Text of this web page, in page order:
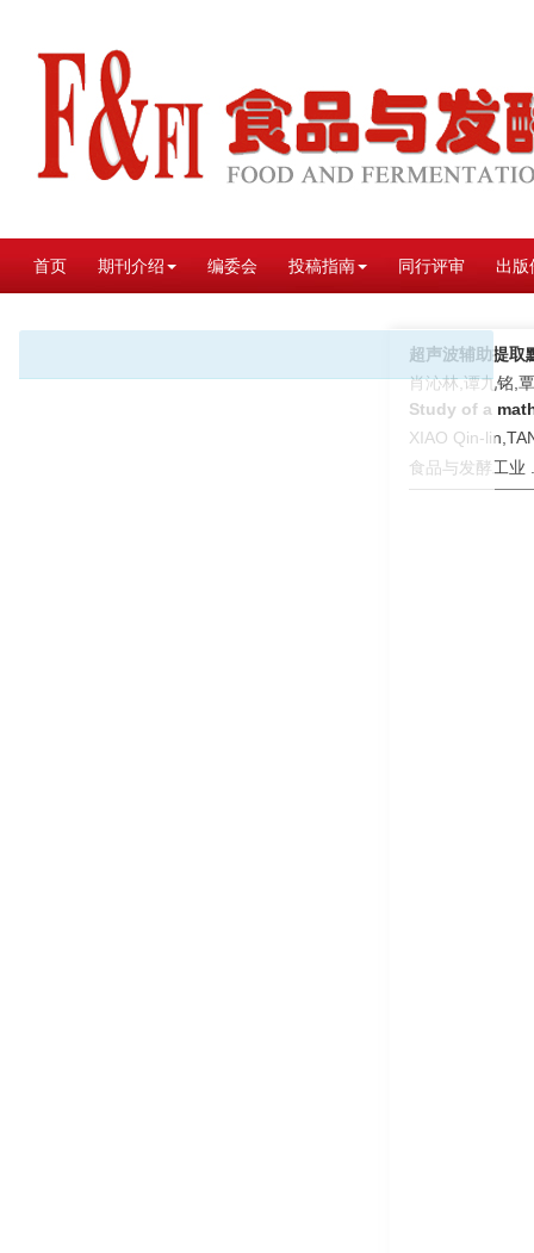
首页 期刊介绍 编委会 投稿指南 同行评审 出版
超声波辅助提取
肖沁林,谭九铭,
Study of a
XIAO Qin-
食品与发酵工业